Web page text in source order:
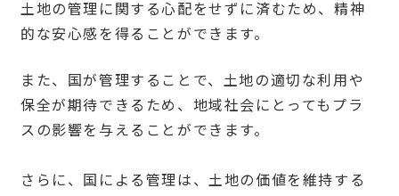
土地の管理に関する心配をせずに済むため、精神
的な安心感を得ることができます。
また、国が管理することで、土地の適切な利用や
保全が期待できるため、地域社会にとってもプラ
スの影響を与えることができます。
さらに、国による管理は、土地の価値を維持する